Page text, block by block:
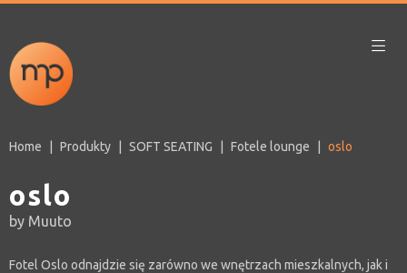
Home Produkty SOFT SEATING Fotele lounge oslo
oslo
by Muuto
Fotel Oslo odnajdzie się zarówno we wnętrzach mieszkalnych, jak i